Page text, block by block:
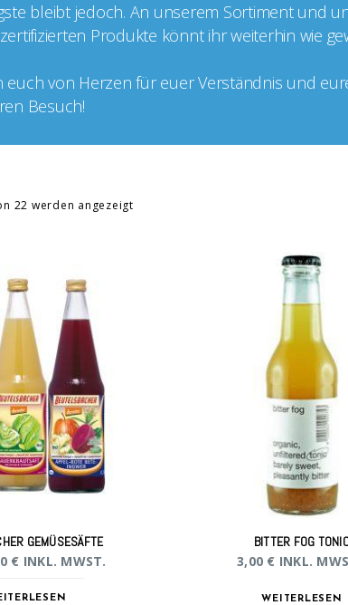
bleibt jedoch. An unserem Sortiment und
Produkte könnt ihr weiterhin wie
euch von Herzen für euer Verständnis und
Besuch!
22 werden angezeigt
GEMÜSESÄFTE
€ INKL. MWST.
BITTER FOG
3,00 € INKL.
WEITERLESEN